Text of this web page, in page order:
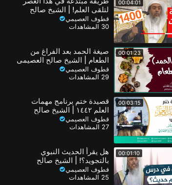
00:04:01
لتلقي العلم! | الشيخ صالح
العصيمي
قطوف العصيمي
30 المشاهدات
00:01:23
صيغة الحمد بعد الفراغ من
الطعام | الشيخ صالح العصيمي
قطوف العصيمي
29 المشاهدات
00:03:15
قصيدة ختم برنامج مهمات
العلم ١٤٤٢ | الشيخ صالح
العصيمي
قطوف العصيمي
27 المشاهدات
00:01:10
هل يقرأ الحديث النبوي
بالتجويد؟! | الشيخ صالح
العصيمي
قطوف العصيمي
25 المشاهدات